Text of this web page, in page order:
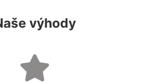
výhody